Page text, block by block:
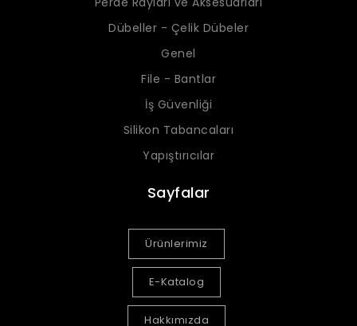
Dübeller - Çelik Dübeler
Genel
File - Bantlar
İş Güvenliği
Silikon Tabancaları
Yapıştırıcılar
Sayfalar
Ürünlerimiz
E-Katalog
Hakkımızda